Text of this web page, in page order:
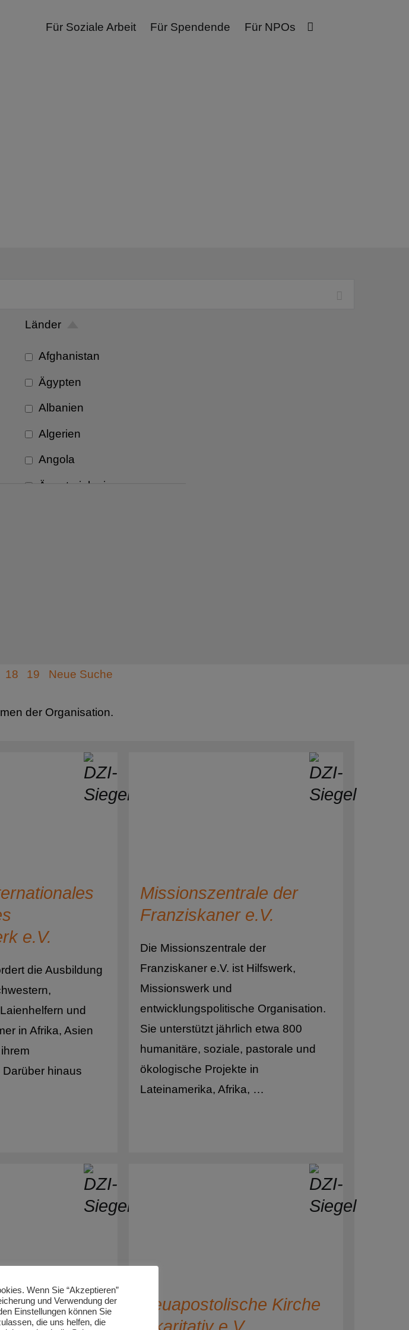
Für Soziale Arbeit Für Spendende Für NPOs
Länder
Afghanistan
Ägypten
Albanien
Algerien
Angola
Äquatorialguinea
Belgien
Brasilien
Burkina Faso
Chile
Demokratische Republik
Dominikanische Republik
Dschibuti
18 19 Neue Suche
der Organisation.
e.V.
die Ausbildung
und
in Afrika, Asien
hinaus
Missionszentrale der
Franziskaner e.V.
Die Missionszentrale der
Franziskaner e.V. ist Hilfswerk,
Missionswerk und
entwicklungspolitische Organisation.
Sie unterstützt jährlich etwa 800
humanitäre, soziale, pastorale und
ökologische Projekte in
Lateinamerika, Afrika, …
für
Neuapostolische Kirche
Wenn Sie “Akzeptieren”
und Verwendung der
Einstellungen können Sie
die uns helfen, die